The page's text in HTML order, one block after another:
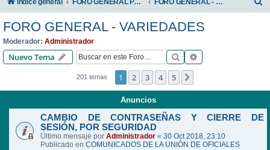
Índice general FORO GENERAL PARA TODOS LOS USUARIOS FORO GENERAL - VARIEDADES
FORO GENERAL - VARIEDADES
Moderador: Administrador
Nuevo Tema Buscar
201 temas 1 2 3 4 5
Anuncios
CAMBIO DE CONTRASEÑAS Y CIERRE DE
SESIÓN, POR SEGURIDAD
Último mensaje por Administrador « 30 Oct 2018, 23:10
Publicado en COMUNICADOS DE LA UNIÓN DE OFICIALES